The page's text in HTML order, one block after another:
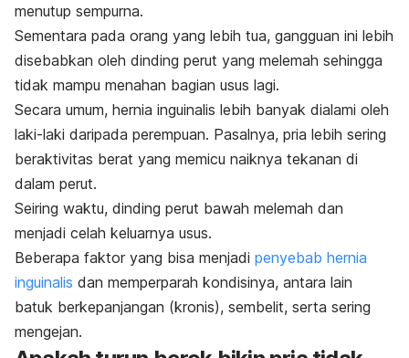
menutup sempurna.
Sementara pada orang yang lebih tua, gangguan ini lebih
disebabkan oleh dinding perut yang melemah sehingga
tidak mampu menahan bagian usus lagi.
Secara umum, hernia inguinalis lebih banyak dialami oleh
laki-laki daripada perempuan. Pasalnya, pria lebih sering
beraktivitas berat yang memicu naiknya tekanan di
dalam perut.
Seiring waktu, dinding perut bawah melemah dan
menjadi celah keluarnya usus.
Beberapa faktor yang bisa menjadi penyebab hernia
inguinalis dan memperparah kondisinya, antara lain
batuk berkepanjangan (kronis), sembelit, serta sering
mengejan.